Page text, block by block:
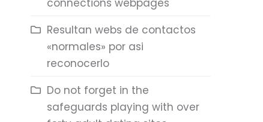
connections webpages
Resultan webs de contactos
«normales» por asi
reconocerlo
Do not forget in the
safeguards playing with over